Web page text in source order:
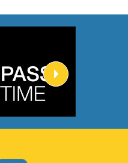
love me